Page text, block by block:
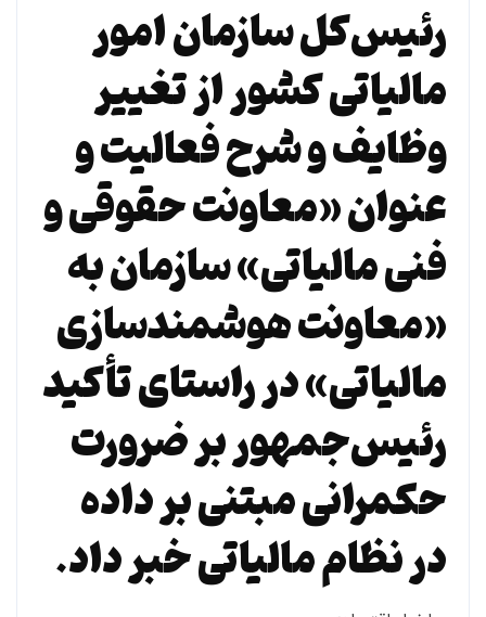
رئیس‌کل سازمان امور
مالیاتی کشور از تغییر
وظایف و شرح فعالیت و
عنوان «معاونت حقوقی و
فنی مالیاتی» سازمان به
«معاونت هوشمندسازی
مالیاتی» در راستای تأکید
رئیس‌جمهور بر ضرورت
حکمرانی مبتنی بر داده
در نظام مالیاتی خبر داد.